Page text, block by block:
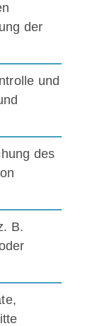
der
und
des
B.